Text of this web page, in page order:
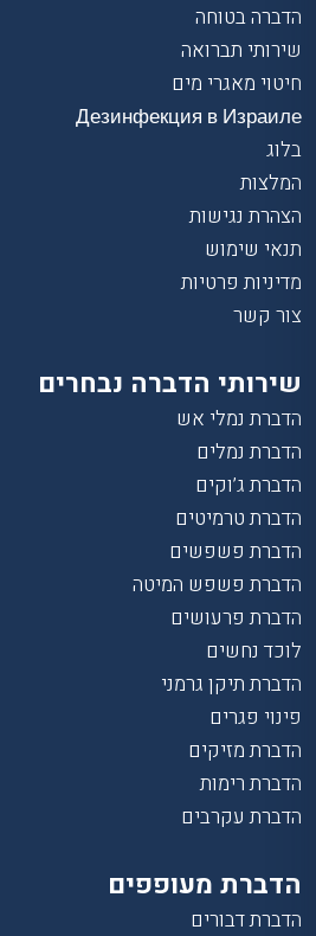
הדברה בטוחה
שירותי תברואה
חיטוי מאגרי מים
Дезинфекция в Израиле
בלוג
המלצות
הצהרת נגישות
תנאי שימוש
מדיניות פרטיות
צור קשר
שירותי הדברה נבחרים
הדברת נמלי אש
הדברת נמלים
הדברת ג’וקים
הדברת טרמיטים
הדברת פשפשים
הדברת פשפש המיטה
הדברת פרעושים
לוכד נחשים
הדברת תיקן גרמני
פינוי פגרים
הדברת מזיקים
הדברת רימות
הדברת עקרבים
הדברת מעופפים
הדברת דבורים